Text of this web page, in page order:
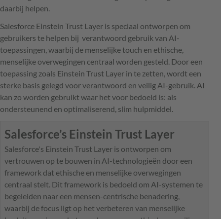
daarbij helpen.
Salesforce Einstein Trust Layer is speciaal ontworpen om
gebruikers te helpen bij verantwoord gebruik van AI-
toepassingen, waarbij de menselijke touch en ethische,
menselijke overwegingen centraal worden gesteld. Door een
toepassing zoals Einstein Trust Layer in te zetten, wordt een
sterke basis gelegd voor verantwoord en veilig AI-gebruik. AI
kan zo worden gebruikt waar het voor bedoeld is: als
ondersteunend en optimaliserend, slim hulpmiddel.
Salesforce’s Einstein Trust Layer
Salesforce's Einstein Trust Layer is ontworpen om
vertrouwen op te bouwen in AI-technologieën door een
framework dat ethische en menselijke overwegingen
centraal stelt. Dit framework is bedoeld om AI-systemen te
begeleiden naar een mensen-centrische benadering,
waarbij de focus ligt op het verbeteren van menselijke